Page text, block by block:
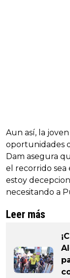
Aun así, la
oportunidades
Dam asegura
el recorrido
estoy
necesitando a
Leer más